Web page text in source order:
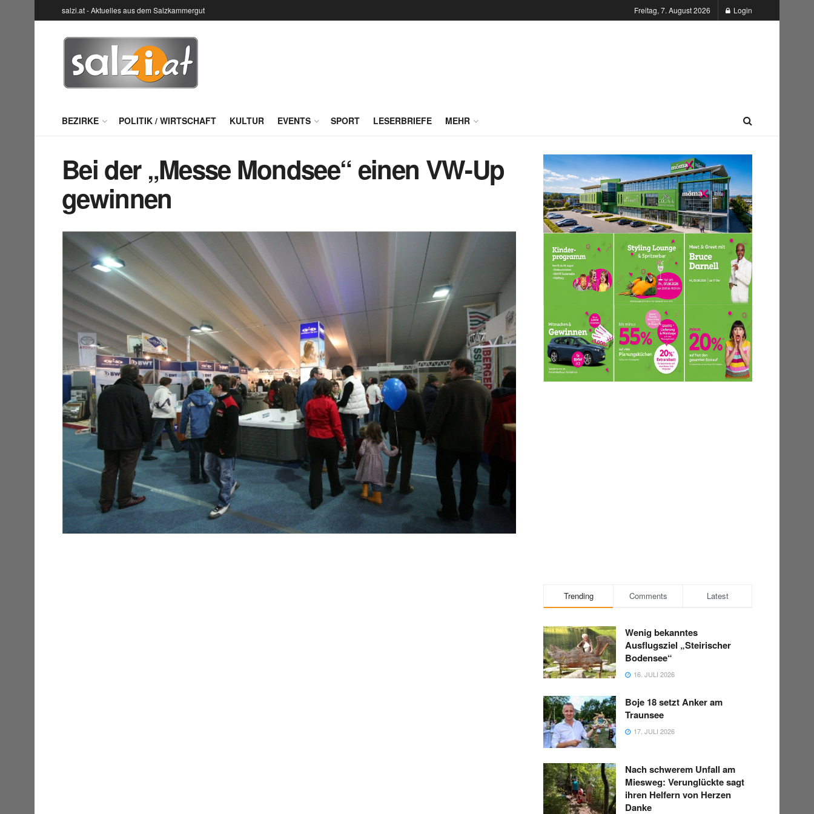
salzi.at - Aktuelles aus dem Salzkammergut Freitag, 7. August 2026 Login
BEZIRKE POLITIK / WIRTSCHAFT KULTUR EVENTS SPORT LESERBRIEFE MEHR
Bei der „Messe Mondsee“ einen VW-Up
gewinnen
Trending Comments Latest
Wenig bekanntes
Ausflugsziel „Steirischer
Bodensee“
16. JULI 2026
Boje 18 setzt Anker am
Traunsee
17. JULI 2026
Nach schwerem Unfall am
Miesweg: Verunglückte sagt
ihren Helfern von Herzen
Danke